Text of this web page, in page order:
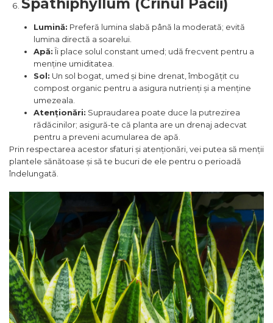
Spathiphyllum (Crinul Păcii)
Lumină: Preferă lumina slabă până la moderată; evită
lumina directă a soarelui.
Apă:Îi place solul constant umed; udă frecvent pentru a
menține umiditatea.
Sol: Un sol bogat, umed și bine drenat, îmbogățit cu
compost organic pentru a asigura nutrienți și a menține
umezeala.
Atenționări: Supraudarea poate duce la putrezirea
rădăcinilor; asigură-te că planta are un drenaj adecvat
pentru a preveni acumularea de apă.
Prin respectarea acestor sfaturi și atenționări, vei putea să menții
plantele sănătoase și să te bucuri de ele pentru o perioadă
îndelungată.